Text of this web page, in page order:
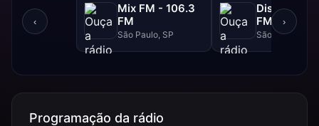
‹
Mix FM - 106.3
FM
São Paulo, SP
Disney -
FM
São Paulo, SP
›
Programação da rádio